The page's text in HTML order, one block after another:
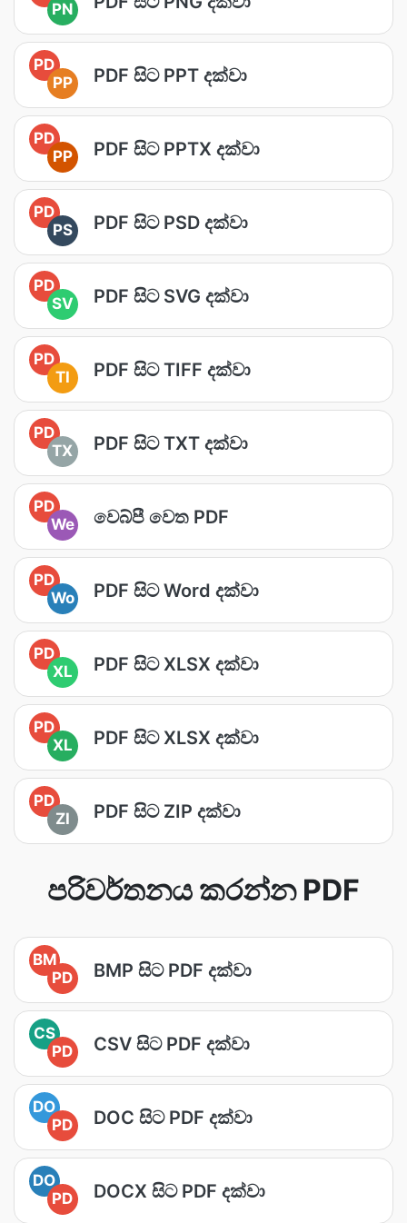
PN
PD
PP
PDF සිට PPT දක්වා
PD
PP
PDF සිට PPTX දක්වා
PD
PS
PDF සිට PSD දක්වා
PD
SV
PDF සිට SVG දක්වා
PD
TI
PDF සිට TIFF දක්වා
PD
TX
PDF සිට TXT දක්වා
PD
We
වෙබ්පී වෙත PDF
PD
Wo
PDF සිට Word දක්වා
PD
XL
PDF සිට XLSX දක්වා
PD
XL
PDF සිට XLSX දක්වා
PD
ZI
PDF සිට ZIP දක්වා
පරිවර්තනය කරන්න PDF
BM
PD
BMP සිට PDF දක්වා
CS
PD
CSV සිට PDF දක්වා
DO
PD
DOC සිට PDF දක්වා
DO
PD
DOCX සිට PDF දක්වා